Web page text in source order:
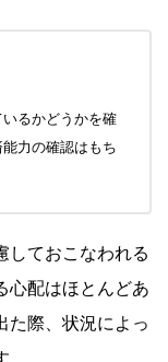
るかどうかを確
力の確認はもち
しておこなわれる
心配はほとんどあ
た際、状況によっ